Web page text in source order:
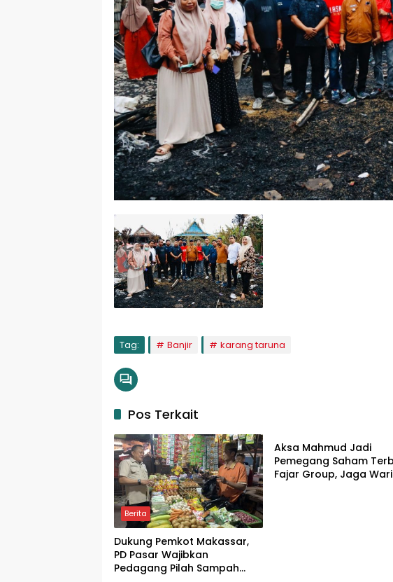
Tag: Banjir karang taruna
Pos Terkait
Berita
Dukung Pemkot Makassar,
PD Pasar Wajibkan
Pedagang Pilah Sampah
Aksa Mahmud Jadi
Pemegang Saham
Fajar Group, Jaga
Berita